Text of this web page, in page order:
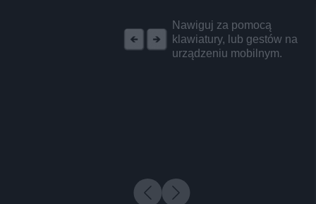
Nawiguj za pomocą
klawiatury, lub gestów na
urządzeniu mobilnym.